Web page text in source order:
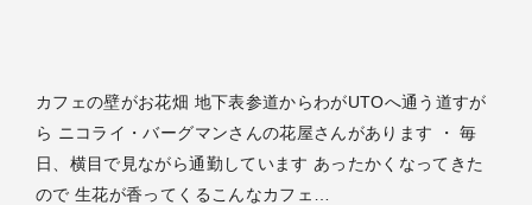
カフェの壁がお花畑 地下表参道からわがUTOへ通う道すが
ら ニコライ・バーグマンさんの花屋さんがあります ・ 毎
日、横目で見ながら通勤しています あったかくなってきた
ので 生花が香ってくるこんなカフェ…